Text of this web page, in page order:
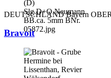
DEUTSCHLAND Bayern
Bravoit